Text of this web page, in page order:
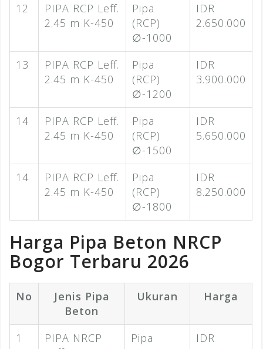
12
PIPA RCP Leff.
2.45 m K-450
Pipa
(RCP)
∅-1000
IDR
2.650.000
13
PIPA RCP Leff.
2.45 m K-450
Pipa
(RCP)
∅-1200
IDR
3.900.000
14
PIPA RCP Leff.
2.45 m K-450
Pipa
(RCP)
∅-1500
IDR
5.650.000
14
PIPA RCP Leff.
2.45 m K-450
Pipa
(RCP)
∅-1800
IDR
8.250.000
Harga Pipa Beton NRCP
Bogor Terbaru 2026
No
Jenis Pipa
Beton
Ukuran Harga
1
PIPA NRCP
Pipa
IDR